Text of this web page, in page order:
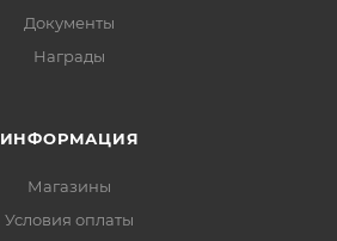
Документы
Награды
ИНФОРМАЦИЯ
Магазины
Условия оплаты